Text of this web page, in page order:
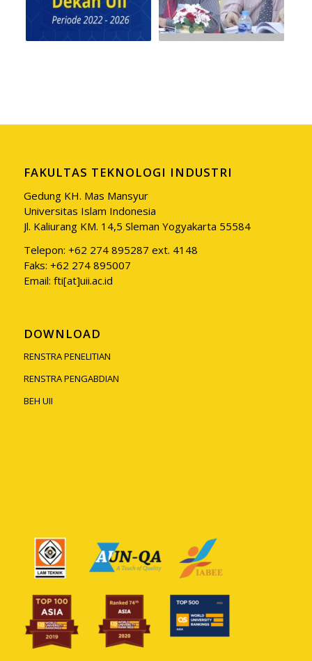
FAKULTAS TEKNOLOGI INDUSTRI
Gedung KH. Mas Mansyur
Universitas Islam Indonesia
Jl. Kaliurang KM. 14,5 Sleman Yogyakarta 55584
Telepon: +62 274 895287 ext. 4148
Faks: +62 274 895007
Email: fti[at]uii.ac.id
DOWNLOAD
RENSTRA PENELITIAN
RENSTRA PENGABDIAN
BEH UII